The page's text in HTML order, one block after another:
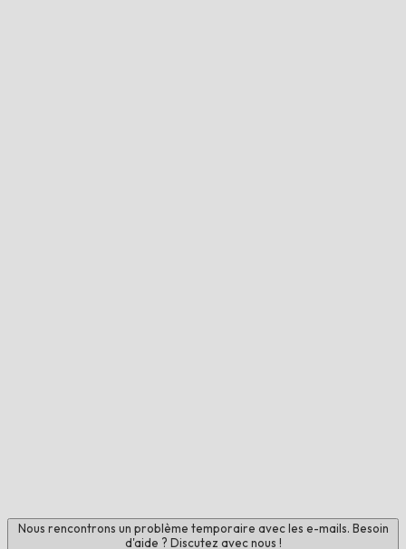
Nous rencontrons un problème temporaire avec les e-mails. Besoin
d'aide ? Discutez avec nous !